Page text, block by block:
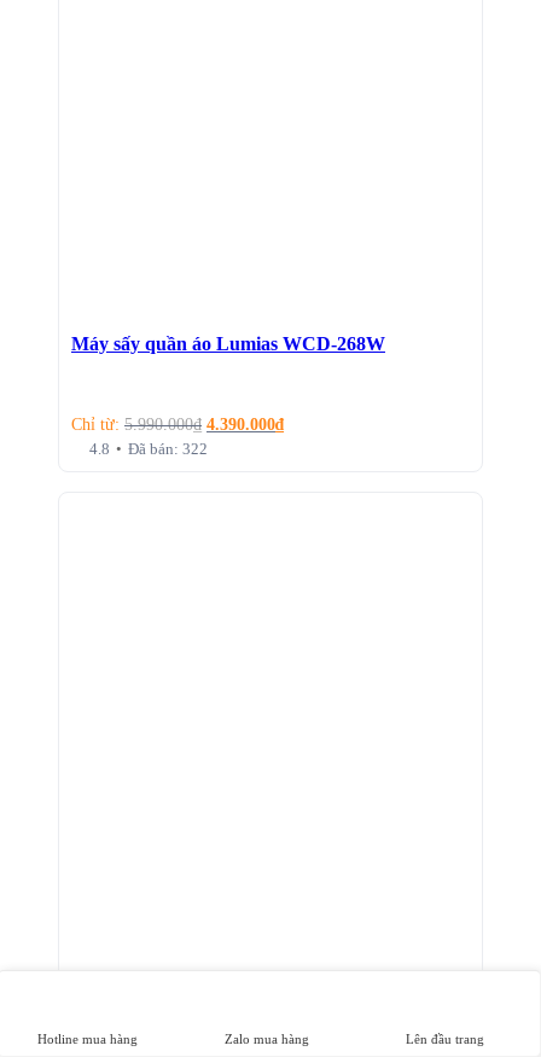
Máy sấy quần áo Lumias WCD-268W
Chỉ từ: 5.990.000₫ 4.390.000₫
4.8 • Đã bán: 322
Hotline mua hàng Zalo mua hàng Lên đầu trang